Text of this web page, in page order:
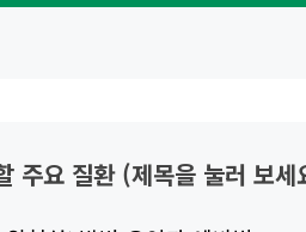
주요 질환 (제목을 눌러 보세